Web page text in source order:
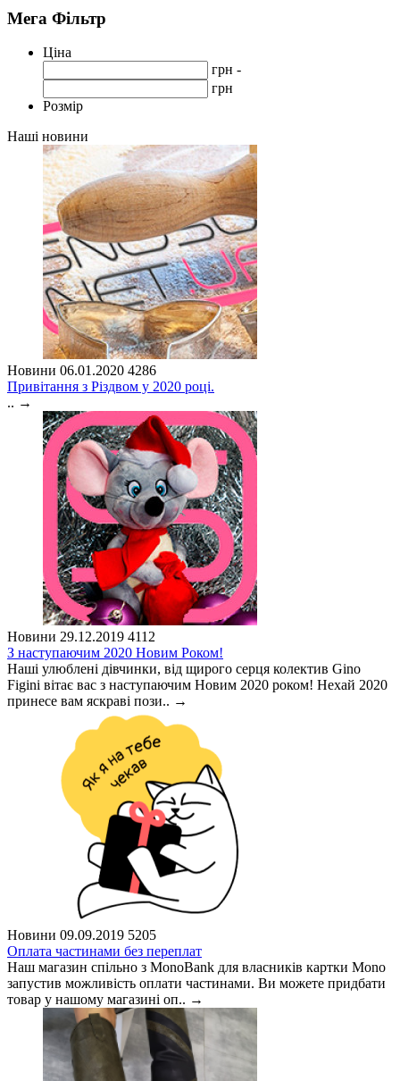
Мега Фільтр
Ціна
грн -
грн
Розмір
Наші новини
Новини 06.01.2020 4286
Привітання з Різдвом у 2020 році.
.. →
Новини 29.12.2019 4112
З наступаючим 2020 Новим Роком!
Наші улюблені дівчинки, від щирого серця колектив Gino
Figini вітає вас з наступаючим Новим 2020 роком! Нехай 2020
принесе вам яскраві пози.. →
Новини 09.09.2019 5205
Оплата частинами без переплат
Наш магазин спільно з MonoBank для власників картки Mono
запустив можливість оплати частинами. Ви можете придбати
товар у нашому магазині оп.. →